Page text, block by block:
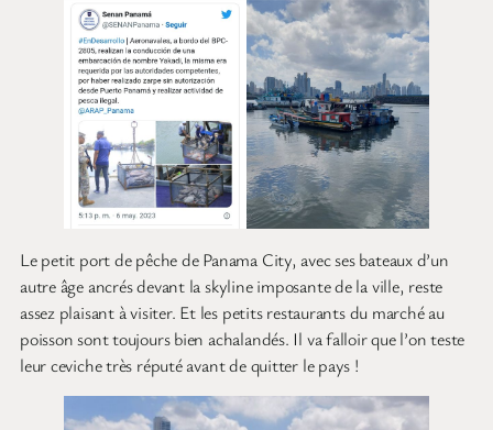
Le petit port de pêche de Panama City, avec ses bateaux d’un
autre âge ancrés devant la skyline imposante de la ville, reste
assez plaisant à visiter. Et les petits restaurants du marché au
poisson sont toujours bien achalandés. Il va falloir que l’on teste
leur ceviche très réputé avant de quitter le pays !